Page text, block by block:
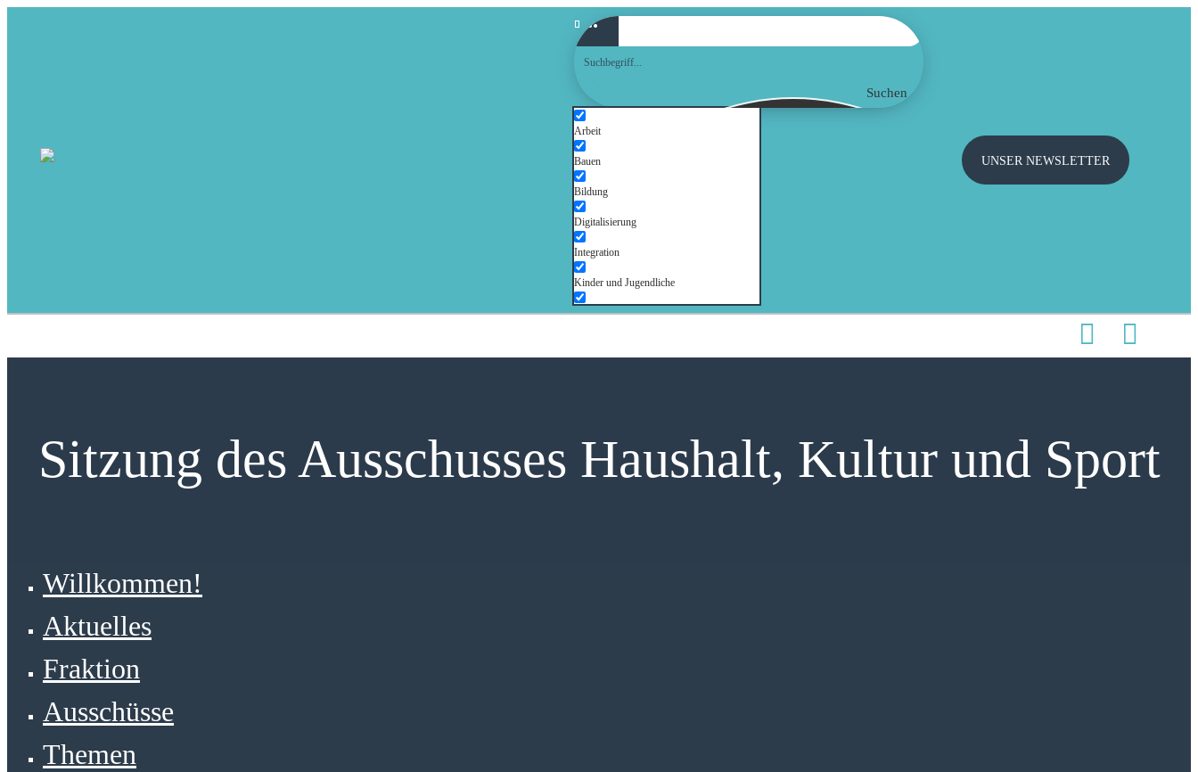
Suchen
Arbeit
Bauen
Bildung
Digitalisierung
Integration
Kinder und Jugendliche
Kultur
Stadtentwicklung
UNSER NEWSLETTER
Sitzung des Ausschusses Haushalt, Kultur und Sport
Willkommen!
Aktuelles
Fraktion
Ausschüsse
Themen